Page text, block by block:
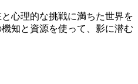
心理的な挑戦に満ちた世界を
知と資源を使って、影に潜む